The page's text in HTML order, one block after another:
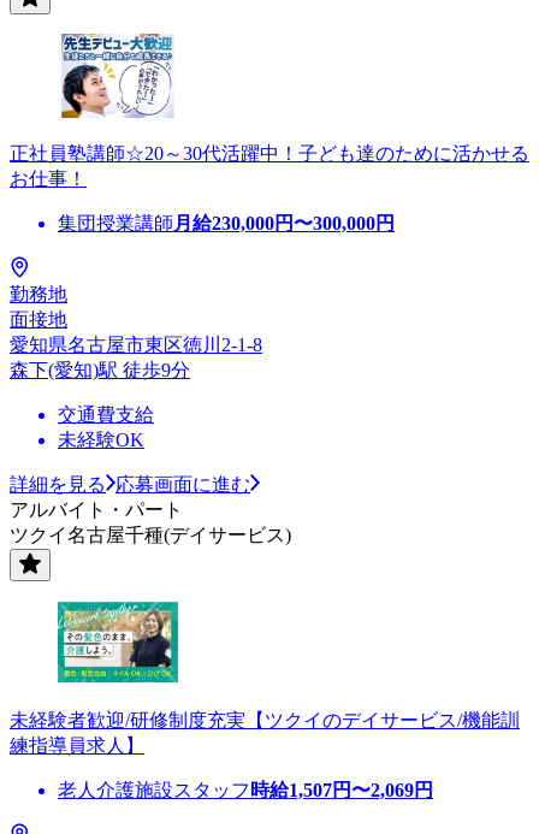
正社員塾講師☆20～30代活躍中！子ども達のために活かせる
お仕事！
集団授業講師 月給230,000円〜300,000円
勤務地
面接地
愛知県名古屋市東区徳川2-1-8
森下(愛知)駅 徒歩9分
交通費支給
未経験OK
詳細を見る
応募画面に進む
アルバイト・パート
ツクイ名古屋千種(デイサービス)
未経験者歓迎/研修制度充実【ツクイのデイサービス/機能訓
練指導員求人】
老人介護施設スタッフ 時給1,507円〜2,069円